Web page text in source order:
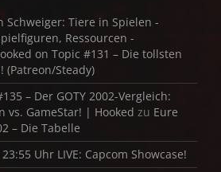
Schweiger: Tiere in Spielen -
Ressourcen -
on Topic #131 – Die tollsten
(Patreon/Steady)
– Der GOTY 2002-Vergleich:
vs. GameStar! | Hooked zu Eure
– Die Tabelle
Uhr LIVE: Capcom Showcase!